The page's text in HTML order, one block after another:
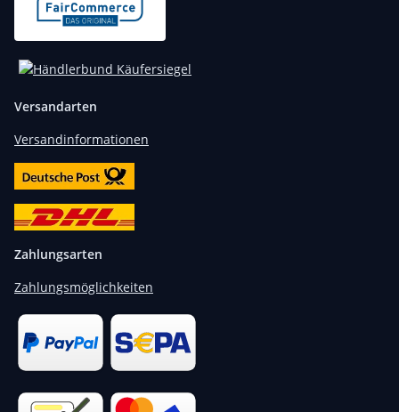
Versandarten
Versandinformationen
Zahlungsarten
Zahlungsmöglichkeiten